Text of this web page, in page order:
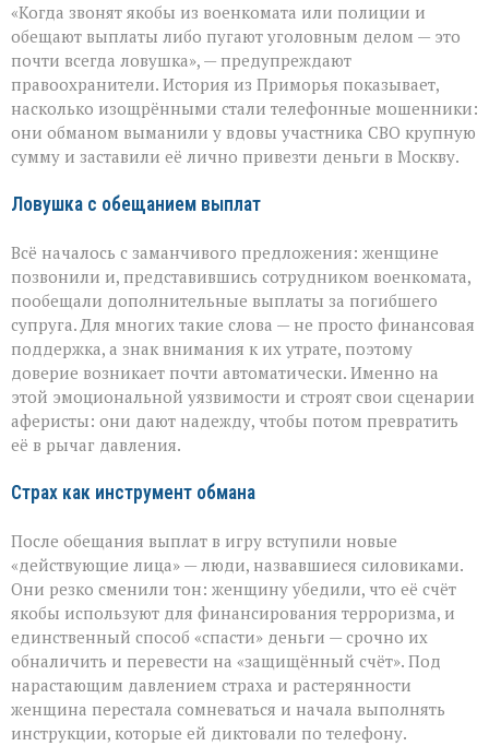
сыграли
на
самом
больном»:
вдова
военного
лишилась
миллионов
из‑за
«Когда звонят якобы из военкомата или полиции и
обещают выплаты либо пугают уголовным делом — это
почти всегда ловушка», — предупреждают
правоохранители. История из Приморья показывает,
насколько изощрёнными стали телефонные мошенники:
они обманом выманили у вдовы участника СВО крупную
сумму и заставили её лично привезти деньги в Москву.
Ловушка с обещанием выплат
Всё началось с заманчивого предложения: женщине
позвонили и, представившись сотрудником военкомата,
пообещали дополнительные выплаты за погибшего
супруга. Для многих такие слова — не просто финансовая
поддержка, а знак внимания к их утрате, поэтому
доверие возникает почти автоматически. Именно на
этой эмоциональной уязвимости и строят свои сценарии
аферисты: они дают надежду, чтобы потом превратить
её в рычаг давления.
Страх как инструмент обмана
После обещания выплат в игру вступили новые
«действующие лица» — люди, назвавшиеся силовиками.
Они резко сменили тон: женщину убедили, что её счёт
якобы используют для финансирования терроризма, и
единственный способ «спасти» деньги — срочно их
обналичить и перевести на «защищённый счёт». Под
нарастающим давлением страха и растерянности
женщина перестала сомневаться и начала выполнять
инструкции, которые ей диктовали по телефону.